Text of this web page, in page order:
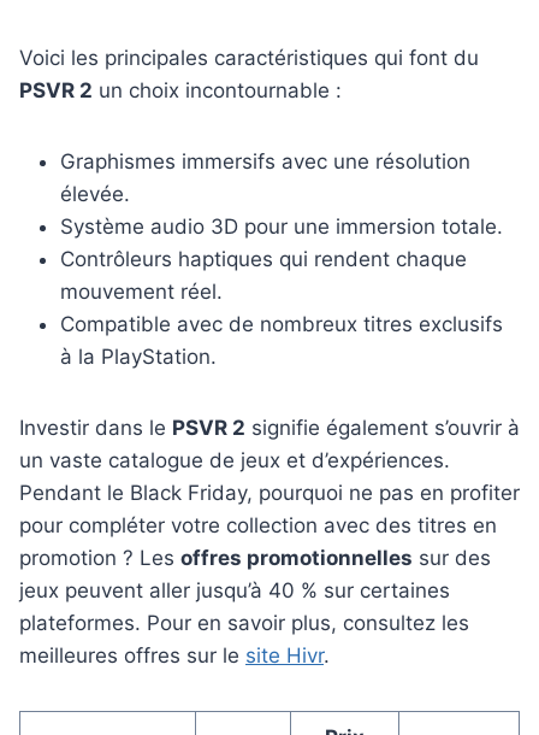
Voici les principales caractéristiques qui font du
PSVR 2 un choix incontournable :
Graphismes immersifs avec une résolution
élevée.
Système audio 3D pour une immersion totale.
Contrôleurs haptiques qui rendent chaque
mouvement réel.
Compatible avec de nombreux titres exclusifs
à la PlayStation.
Investir dans le PSVR 2 signifie également s’ouvrir à
un vaste catalogue de jeux et d’expériences.
Pendant le Black Friday, pourquoi ne pas en profiter
pour compléter votre collection avec des titres en
promotion ? Les offres promotionnelles sur des
jeux peuvent aller jusqu’à 40 % sur certaines
plateformes. Pour en savoir plus, consultez les
meilleures offres sur le site Hivr.